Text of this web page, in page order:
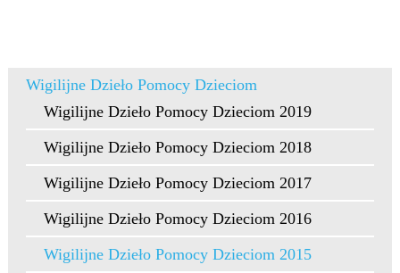
Wigilijne Dzieło Pomocy Dzieciom
Wigilijne Dzieło Pomocy Dzieciom 2019
Wigilijne Dzieło Pomocy Dzieciom 2018
Wigilijne Dzieło Pomocy Dzieciom 2017
Wigilijne Dzieło Pomocy Dzieciom 2016
Wigilijne Dzieło Pomocy Dzieciom 2015